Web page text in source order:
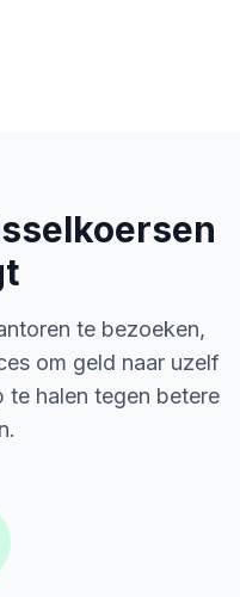
te bezoeken,
om geld naar uzelf
halen tegen betere